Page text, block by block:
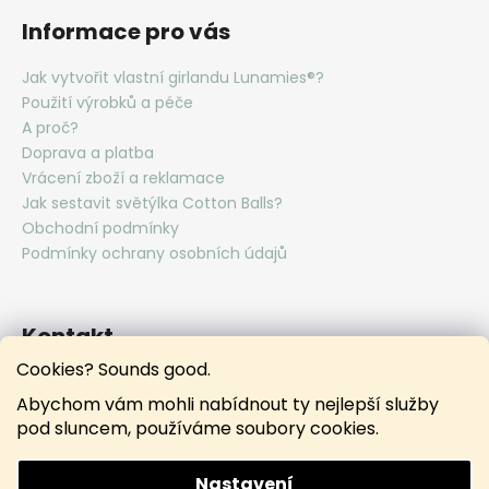
Cookies? Sounds good.
Abychom vám mohli nabídnout ty nejlepší služby
pod sluncem, používáme soubory cookies.
Informace pro vás
Jak vytvořit vlastní girlandu Lunamies®?
Použití výrobků a péče
A proč?
Doprava a platba
Vrácení zboží a reklamace
Jak sestavit světýlka Cotton Balls?
Obchodní podmínky
Podmínky ochrany osobních údajů
Kontakt
hello @ lunamies.com
lunamies.official
lunamies.official